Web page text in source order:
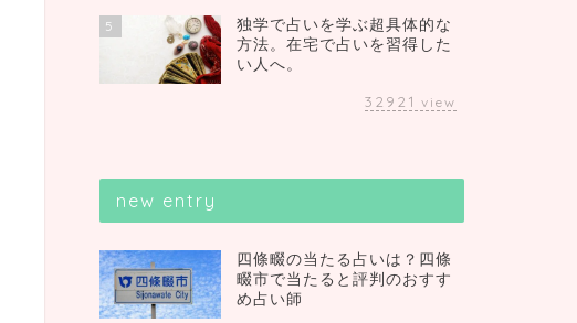
5
独学で占いを学ぶ超具体的な
方法。在宅で占いを習得した
い人へ。
32921 view
new entry
四條畷の当たる占いは？四條
畷市で当たると評判のおすす
め占い師